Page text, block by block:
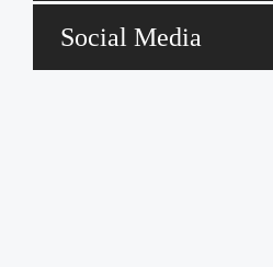
Social Media